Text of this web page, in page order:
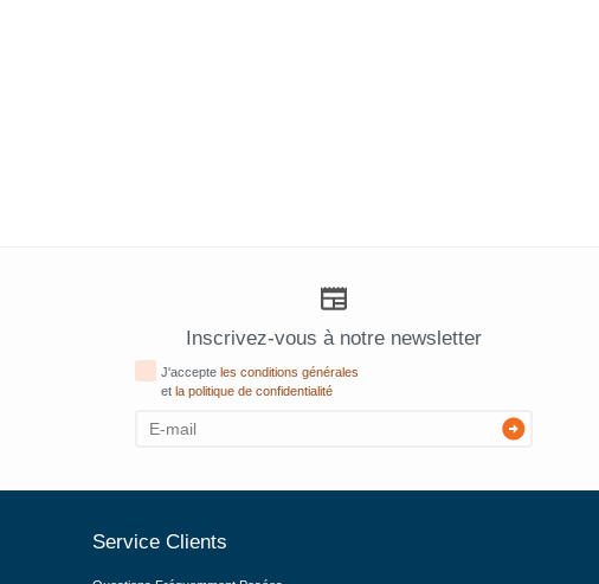
Inscrivez-vous à notre newsletter
J'accepteles conditions générales
etla politique de confidentialité
Service Clients